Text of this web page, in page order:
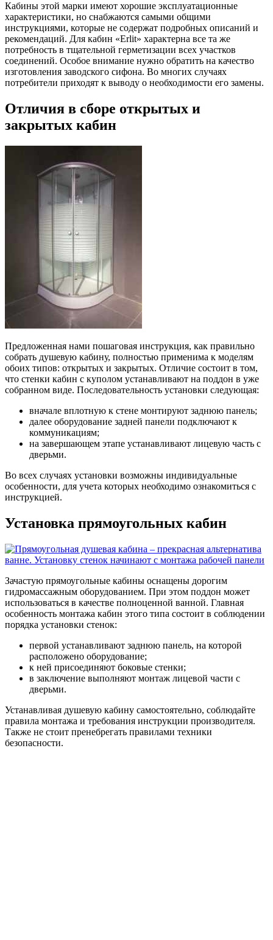
Кабины этой марки имеют хорошие эксплуатационные
характеристики, но снабжаются самыми общими
инструкциями, которые не содержат подробных описаний и
рекомендаций. Для кабин «Erlit» характерна все та же
потребность в тщательной герметизации всех участков
соединений. Особое внимание нужно обратить на качество
изготовления заводского сифона. Во многих случаях
потребители приходят к выводу о необходимости его замены.
Отличия в сборе открытых и
закрытых кабин
Предложенная нами пошаговая инструкция, как правильно
собрать душевую кабину, полностью применима к моделям
обоих типов: открытых и закрытых. Отличие состоит в том,
что стенки кабин с куполом устанавливают на поддон в уже
собранном виде. Последовательность установки следующая:
вначале вплотную к стене монтируют заднюю панель;
далее оборудование задней панели подключают к
коммуникациям;
на завершающем этапе устанавливают лицевую часть с
дверьми.
Во всех случаях установки возможны индивидуальные
особенности, для учета которых необходимо ознакомиться с
инструкцией.
Установка прямоугольных кабин
Зачастую прямоугольные кабины оснащены дорогим
гидромассажным оборудованием. При этом поддон может
использоваться в качестве полноценной ванной. Главная
особенность монтажа кабин этого типа состоит в соблюдении
порядка установки стенок:
первой устанавливают заднюю панель, на которой
расположено оборудование;
к ней присоединяют боковые стенки;
в заключение выполняют монтаж лицевой части с
дверьми.
Устанавливая душевую кабину самостоятельно, соблюдайте
правила монтажа и требования инструкции производителя.
Также не стоит пренебрегать правилами техники
безопасности.